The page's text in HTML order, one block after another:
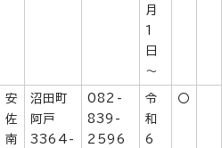
月
1
日
～
安
佐
南
沼田町
阿戸
3364-
082-
839-
2596
令
和
6
〇